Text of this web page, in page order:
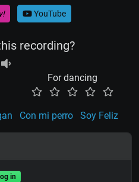
YouTube
recording?
For dancing
Con mi perro Soy Feliz
in